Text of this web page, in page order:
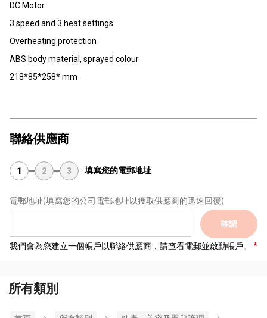
DC Motor
3 speed and 3 heat settings
Overheating protection
ABS body material, sprayed colour
218*85*258* mm
聯絡供應商
1 2 3 填寫您的電郵地址
電郵地址(填寫您的公司電郵地址以獲取供應商的迅速回覆)
確認
我們會為您建立一個帳戶以聯絡供應商，請查看電郵並啟動帳戶。
所有類別